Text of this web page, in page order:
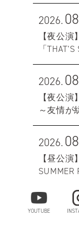
YOUTUBE
2026.
【夜公演
「
2026.
【夜公
～友情が
2026.
【昼公演
SUMMER
2026.